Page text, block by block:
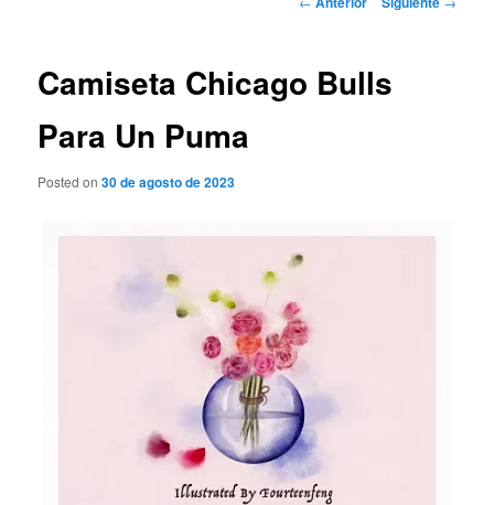
Camiseta Chicago Bulls
Para Un Puma
Posted on30 de agosto de 2023